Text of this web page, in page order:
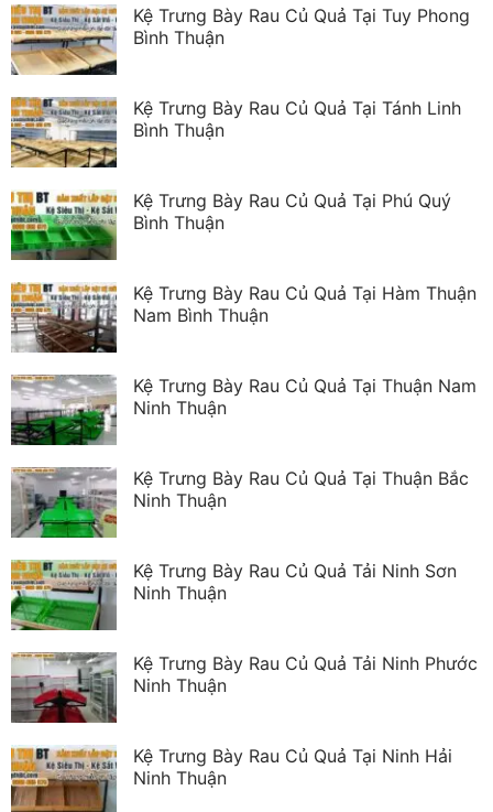
Kệ Trưng Bày Rau Củ Quả Tại Tuy Phong
Bình Thuận
Kệ Trưng Bày Rau Củ Quả Tại Tánh Linh
Bình Thuận
Kệ Trưng Bày Rau Củ Quả Tại Phú Quý
Bình Thuận
Kệ Trưng Bày Rau Củ Quả Tại Hàm Thuận
Nam Bình Thuận
Kệ Trưng Bày Rau Củ Quả Tại Thuận Nam
Ninh Thuận
Kệ Trưng Bày Rau Củ Quả Tại Thuận Bắc
Ninh Thuận
Kệ Trưng Bày Rau Củ Quả Tải Ninh Sơn
Ninh Thuận
Kệ Trưng Bày Rau Củ Quả Tải Ninh Phước
Ninh Thuận
Kệ Trưng Bày Rau Củ Quả Tại Ninh Hải
Ninh Thuận